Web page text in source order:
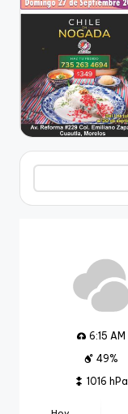
Buscar
6:15 AM
49%
1016 hPa